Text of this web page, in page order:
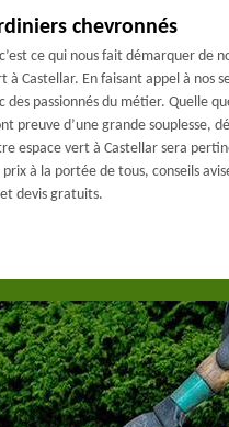
chevronnés
ce qui nous fait démarquer de
Castellar. En faisant appel à nos
passionnés du métier. Quelle
preuve d’une grande souplesse,
espace vert à Castellar sera
à la portée de tous, conseils
devis gratuits.